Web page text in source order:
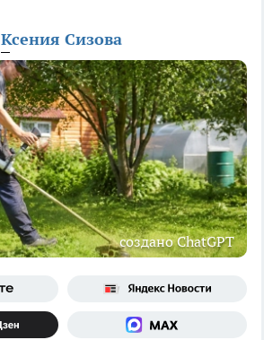
Ксения Сизова
создано ChatGPT